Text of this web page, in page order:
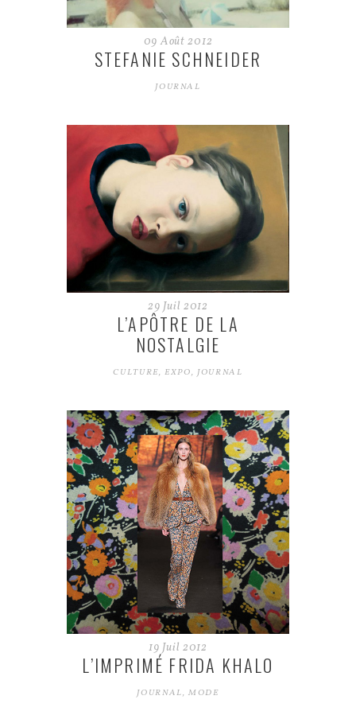
09 Août 2012
STEFANIE SCHNEIDER
JOURNAL
29 Juil 2012
L’APÔTRE DE LA
NOSTALGIE
CULTURE,EXPO,JOURNAL
19 Juil 2012
L’IMPRIMÉ FRIDA KHALO
JOURNAL,MODE